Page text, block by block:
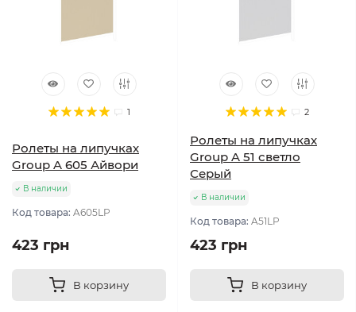
1
Ролеты на липучках
Group A 605 Айвори
В наличии
Код товара: A605LP
423 грн
В корзину
2
Ролеты на липучках
Group A 51 светло
Серый
В наличии
Код товара: A51LP
423 грн
В корзину